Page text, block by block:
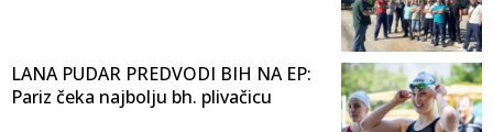
LANA PUDAR PREDVODI BIH NA EP:
Pariz čeka najbolju bh. plivačicu